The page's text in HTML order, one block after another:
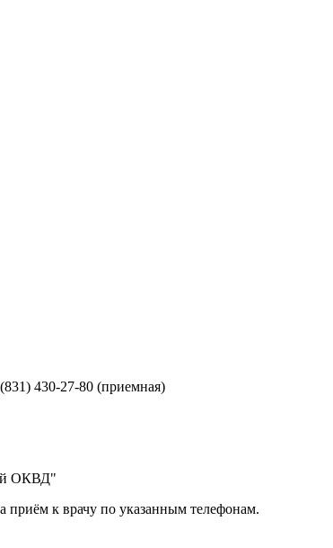
430-27-80 (приемная)
ОКВД"
приём к врачу по указанным телефонам.